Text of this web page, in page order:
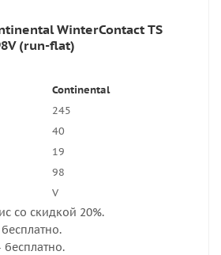
WinterContact TS
(run-flat)
Continental
245
40
19
98
V
со скидкой 20%.